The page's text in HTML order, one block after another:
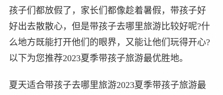
孩子们都放假了，家长们都像趁着暑假，带孩子好
好出去散散心，但是带孩子去哪里旅游比较好呢?什
么地方既能打开他们的眼界，又能让他们玩得开心?
以下为您推荐2023夏季带孩子旅游最优胜地。
夏天适合带孩子去哪里旅游2023夏季带孩子旅游最